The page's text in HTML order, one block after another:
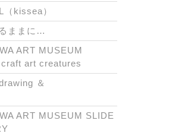
kissea）
ままに…
ART MUSEUM
art creatures
＆
ART MUSEUM SLIDE